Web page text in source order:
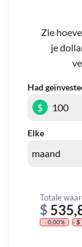
Zie
je
Had
Elke
$
Totale
$
- 0,00% - $